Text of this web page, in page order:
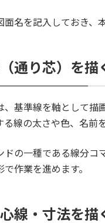
面名を記入しておき、
通り芯）を描
、基準線を軸として描
る線の太さや色、名前
ドの一種である線分コ
で作業を進めます。
線・寸法を描